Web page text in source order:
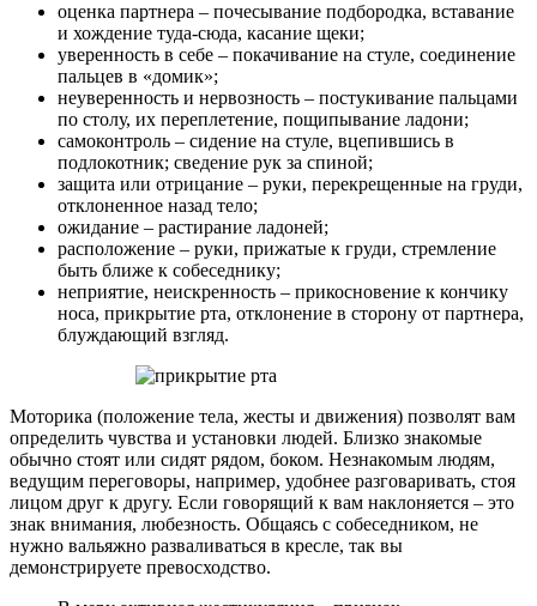
оценка партнера – почесывание подбородка, вставание
и хождение туда-сюда, касание щеки;
уверенность в себе – покачивание на стуле, соединение
пальцев в «домик»;
неуверенность и нервозность – постукивание пальцами
по столу, их переплетение, пощипывание ладони;
самоконтроль – сидение на стуле, вцепившись в
подлокотник; сведение рук за спиной;
защита или отрицание – руки, перекрещенные на груди,
отклоненное назад тело;
ожидание – растирание ладоней;
расположение – руки, прижатые к груди, стремление
быть ближе к собеседнику;
неприятие, неискренность – прикосновение к кончику
носа, прикрытие рта, отклонение в сторону от партнера,
блуждающий взгляд.
Моторика (положение тела, жесты и движения) позволят вам
определить чувства и установки людей. Близко знакомые
обычно стоят или сидят рядом, боком. Незнакомым людям,
ведущим переговоры, например, удобнее разговаривать, стоя
лицом друг к другу. Если говорящий к вам наклоняется – это
знак внимания, любезность. Общаясь с собеседником, не
нужно вальяжно разваливаться в кресле, так вы
демонстрируете превосходство.